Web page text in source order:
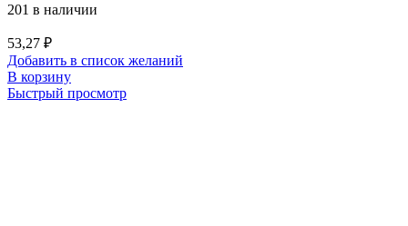
201 в наличии
53,27 ₽
Добавить в список желаний
В корзину
Быстрый просмотр